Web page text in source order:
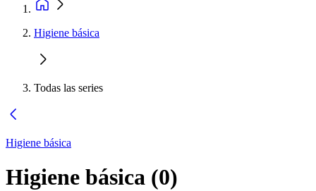
Higiene básica
Todas las series
Higiene básica
Higiene básica (0)